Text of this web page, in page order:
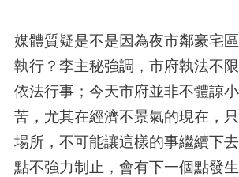
媒體質疑是不是因為夜市鄰豪宅
執行？李主秘強調，市府執法不
依法行事；今天市府並非不體諒
苦，尤其在經濟不景氣的現在，
場所，不可能讓這樣的事繼續下
點不強力制止，會有下一個點發